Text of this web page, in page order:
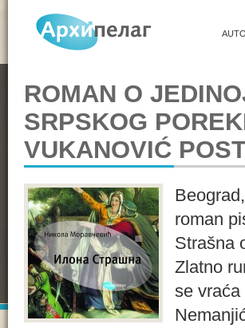
ROMAN O
SRPSKOG
VUKANOVIĆ
roman
Strašna
Zlatno
se vraća